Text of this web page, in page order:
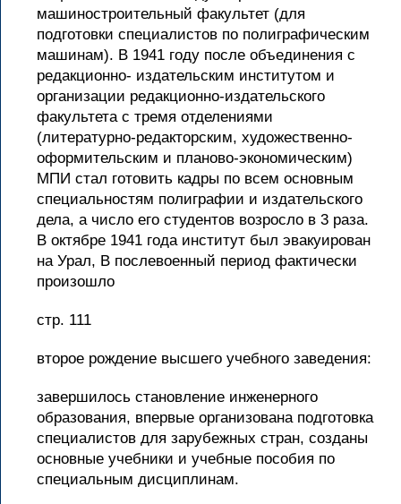
машиностроительный факультет (для
подготовки специалистов по полиграфическим
машинам). В 1941 году после объединения с
редакционно- издательским институтом и
организации редакционно-издательского
факультета с тремя отделениями
(литературно-редакторским, художественно-
оформительским и планово-экономическим)
МПИ стал готовить кадры по всем основным
специальностям полиграфии и издательского
дела, а число его студентов возросло в 3 раза.
В октябре 1941 года институт был эвакуирован
на Урал, В послевоенный период фактически
произошло
стр. 111
второе рождение высшего учебного заведения:
завершилось становление инженерного
образования, впервые организована подготовка
специалистов для зарубежных стран, созданы
основные учебники и учебные пособия по
специальным дисциплинам.